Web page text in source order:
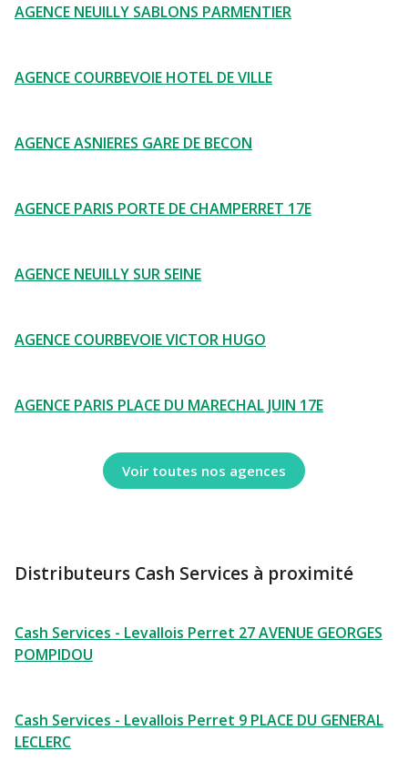
AGENCE NEUILLY SABLONS PARMENTIER
AGENCE COURBEVOIE HOTEL DE VILLE
AGENCE ASNIERES GARE DE BECON
AGENCE PARIS PORTE DE CHAMPERRET 17E
AGENCE NEUILLY SUR SEINE
AGENCE COURBEVOIE VICTOR HUGO
AGENCE PARIS PLACE DU MARECHAL JUIN 17E
Voir toutes nos agences
Distributeurs Cash Services à proximité
Cash Services - Levallois Perret 27 AVENUE GEORGES
POMPIDOU
Cash Services - Levallois Perret 9 PLACE DU GENERAL
LECLERC